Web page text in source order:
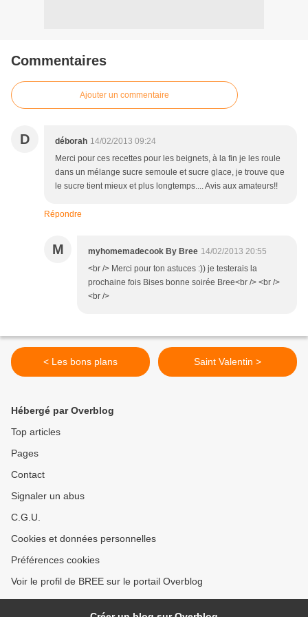
Commentaires
Ajouter un commentaire
D déborah 14/02/2013 09:24
Merci pour ces recettes pour les beignets, à la fin je les roule
dans un mélange sucre semoule et sucre glace, je trouve que
le sucre tient mieux et plus longtemps.... Avis aux amateurs!!
Répondre
M myhomemadecook By Bree 14/02/2013 20:55
<br /> Merci pour ton astuces :)) je testerais la
prochaine fois Bises bonne soirée Bree<br /> <br />
<br />
< Les bons plans Saint Valentin >
Hébergé par Overblog
Top articles
Pages
Contact
Signaler un abus
C.G.U.
Cookies et données personnelles
Préférences cookies
Voir le profil de BREE sur le portail Overblog